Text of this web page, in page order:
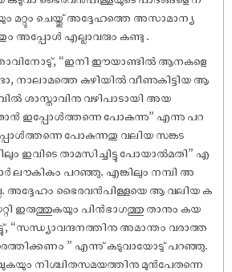
മറ്റും ചെയ്തു് അദ്ദേഹത്തെ അസാമാന്യ
അപ്പോൾ എല്ലാവരും കണ്ടു .
“ഇനി ഈയാണ്ടിൽ ആനകളെ
നാലാമത്തെ കുഴിയിൽ വീണുകിട്ടിയ ആ
ശാസ്താവിനു വഴിപാടായി അയ
ഇപ്പോൾത്തന്നെ പോകുന്നു” എന്നു പറ
പോകുന്നതു വലിയ സങ്കട
ഇവിടെ താമസിച്ചിട്ടു പോയാൽമതി” എ
ലൗകികം പറഞ്ഞു. എങ്കിലും നമ്പി അ
അദ്ദേഹം ഭൈരവൻപിള്ളയെ ആ വലിയ ക
ഇരുത്തുകയും പിൻഭാഗത്തു താനും കയ
“സന്ധ്യാവന്ദനത്തിനു അമാന്തം വരാത്ത
” എന്നു് കടുവായോടു് പറഞ്ഞു.
നിശ്ചിതസമയത്തിനു മുൻപേതന്നെ